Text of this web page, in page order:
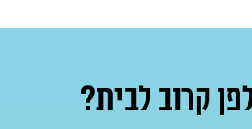
קרוב לבית?